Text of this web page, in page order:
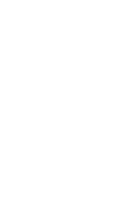
und
statt
zu beobachten.
die nächsten
dieses Jahres.
werden
Stilllegungen
zeigen, welche
weiter
Anzahl der Werke,
können,
Preisentwicklung
dieses Jahres.